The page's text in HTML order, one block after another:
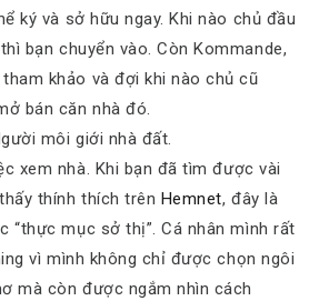
ký và sở hữu ngay. Khi nào chủ đầu
bạn chuyển vào. Còn Kommande,
khảo và đợi khi nào chủ cũ
bán căn nhà đó.
môi giới nhà đất.
xem nhà. Khi bạn đã tìm được vài
thính thích trên Hemnet, đây là
“thực mục sở thị”. Cá nhân mình rất
vì mình không chỉ được chọn ngôi
mà còn được ngắm nhìn cách